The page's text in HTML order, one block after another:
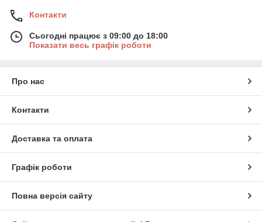
Контакти
Сьогодні працює з 09:00 до 18:00
Показати весь графік роботи
Про нас
Контакти
Доставка та оплата
Графік роботи
Повна версія сайту